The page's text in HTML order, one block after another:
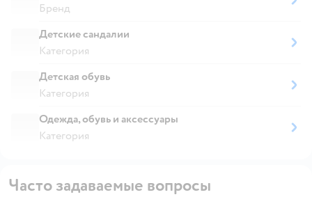
Бренд
Детские сандалии
Категория
Детская обувь
Категория
Одежда, обувь и аксессуары
Категория
Часто задаваемые вопросы